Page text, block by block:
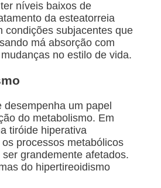
níveis baixos de
da esteatorreia
condições subjacentes que
má absorção com
no estilo de vida.
desempenha um papel
do metabolismo. Em
tiróide hiperativa
processos metabólicos
grandemente afetados.
do hipertireoidismo